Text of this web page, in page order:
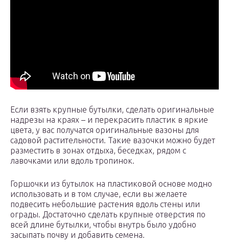
Если взять крупные бутылки, сделать оригинальные
надрезы на краях – и перекрасить пластик в яркие
цвета, у вас получатся оригинальные вазоны для
садовой растительности. Такие вазочки можно будет
разместить в зонах отдыха, беседках, рядом с
лавочками или вдоль тропинок.
Горшочки из бутылок на пластиковой основе модно
использовать и в том случае, если вы желаете
подвесить небольшие растения вдоль стены или
ограды. Достаточно сделать крупные отверстия по
всей длине бутылки, чтобы внутрь было удобно
засыпать почву и добавить семена.